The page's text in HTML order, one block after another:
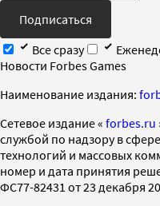
Подписаться
Все сразу
Новости Forbes Games
Наименование издания:
Cетевое издание « forbes.ru
службой по надзору в
технологий и массовых
номер и дата принятия
ФС77-82431 от 23 декабря